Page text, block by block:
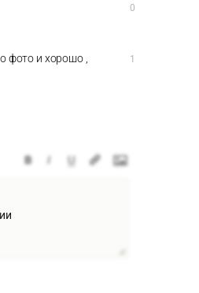
0
фото и хорошо ,
1